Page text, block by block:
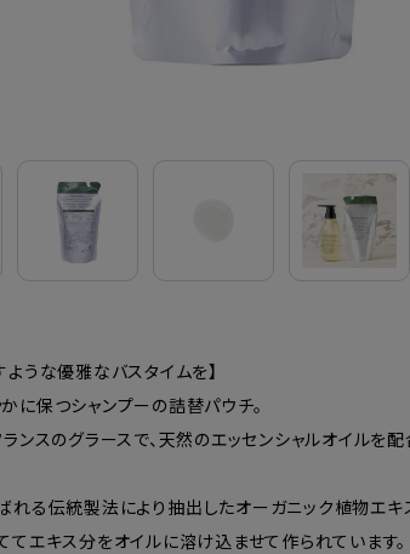
ような優雅なバスタイムを】
に保つシャンプーの詰替パウチ。
ンスのグラースで、天然のエッセンシャルオイルを
れる伝統製法により抽出したオーガニック植物エキ
てエキス分をオイルに溶け込ませて作られています。